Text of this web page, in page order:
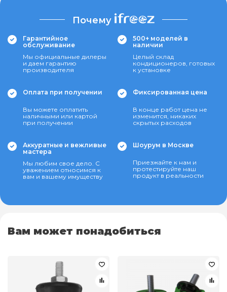
Почему
Гарантийное
обслуживание
Мы официальные дилеры
и даем гарантию
производителя
500+ моделей в
наличии
Целый склад
кондиционеров, готовых
к установке
Оплата при получении
Вы можете оплатить
наличными или картой
при получении
Фиксированная цена
В конце работ цена не
изменится, никаких
скрытых расходов
Аккуратные и вежливые
мастера
Мы любим свое дело. С
уважением относимся к
вам и вашему имуществу
Шоурум в Москве
Приезжайте к нам и
протестируйте наш
продукт в реальности
Вам может понадобиться